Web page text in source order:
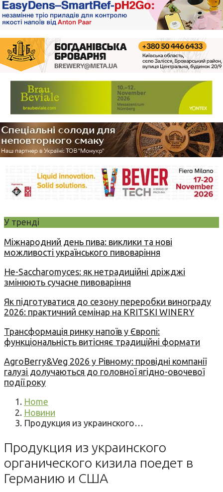
У тренді
Міжнародний день пива: виклики та нові
можливості українського пивоваріння
Не-Saccharomyces: як нетрадиційні дріжджі
змінюють сучасне пивоваріння
Як підготуватися до сезону переробки винограду
2026: практичний семінар на KRITSKI WINERY
Трансформація ринку напоїв у Європі:
функціональність витісняє традиційні формати
AgroBerry&Veg 2026 у Рівному: провідні компанії
галузі долучаються до головної ягідно-овочевої
події року
Home
Новини
Продукция из украинского…
Продукция из украинского
органического кизила поедет в
Германию и США